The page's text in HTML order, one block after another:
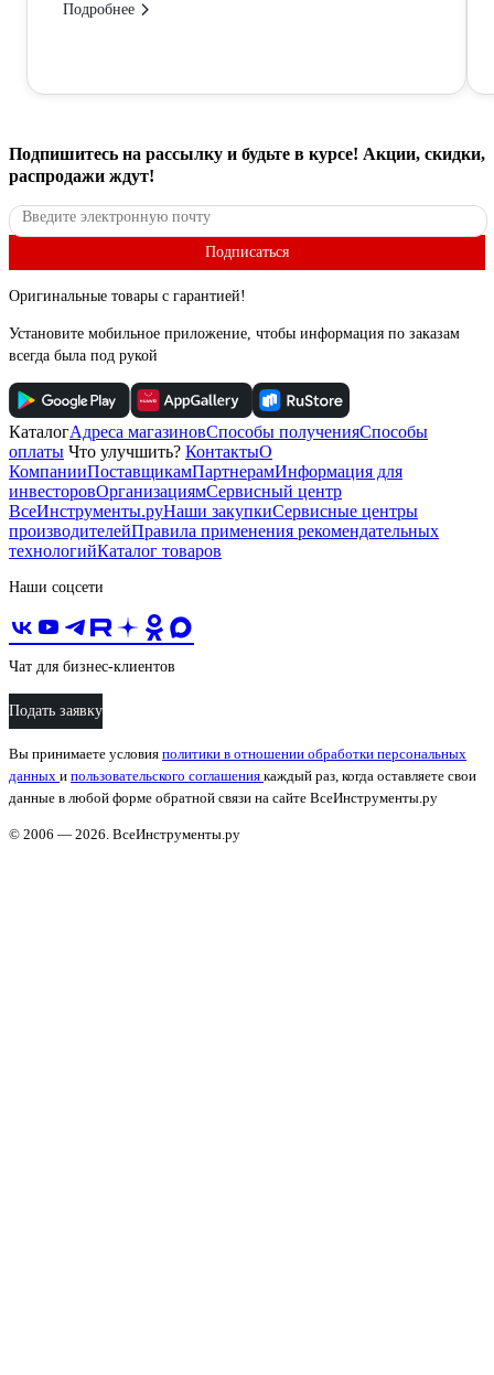
Подробнее
Подпишитесь на рассылку и будьте в курсе! Акции, скидки,
распродажи ждут!
Подписаться
Оригинальные товары с гарантией!
Установите мобильное приложение, чтобы информация по заказам
всегда была под рукой
КаталогАдреса магазиновСпособы полученияСпособы
оплаты Что улучшить? КонтактыО
КомпанииПоставщикамПартнерамИнформация для
инвесторовОрганизациямСервисный центр
ВсеИнструменты.руНаши закупкиСервисные центры
производителейПравила применения рекомендательных
технологийКаталог товаров
Наши соцсети
Чат для бизнес-клиентов
Подать заявку
Вы принимаете условия политики в отношении обработки персональных
данных и пользовательского соглашения каждый раз, когда оставляете свои
данные в любой форме обратной связи на сайте ВсеИнструменты.ру
© 2006 — 2026. ВсеИнструменты.ру